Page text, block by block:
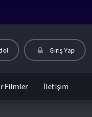
Giriş Yap
Filmler İletişim